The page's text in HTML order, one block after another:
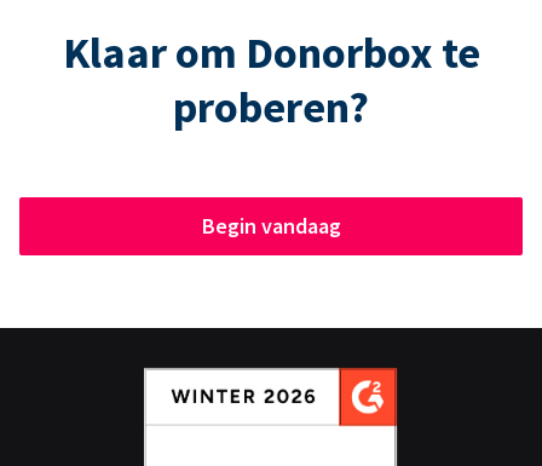
Klaar om Donorbox te
proberen?
Begin vandaag